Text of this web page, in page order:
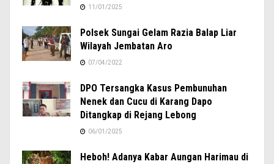
11/01/2025
Polsek Sungai Gelam Razia Balap Liar
Wilayah Jembatan Aro
07/04/2022
DPO Tersangka Kasus Pembunuhan
Nenek dan Cucu di Karang Dapo
Ditangkap di Rejang Lebong
06/01/2025
Heboh! Adanya Kabar Aungan Harimau di